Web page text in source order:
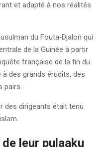
et adapté à nos réalités
du Fouta‑Djalon qui
de la Guinée à partir
française de la fin du
des grands érudits, des
pairs.
des dirigeants était tenu
leur pulaaku